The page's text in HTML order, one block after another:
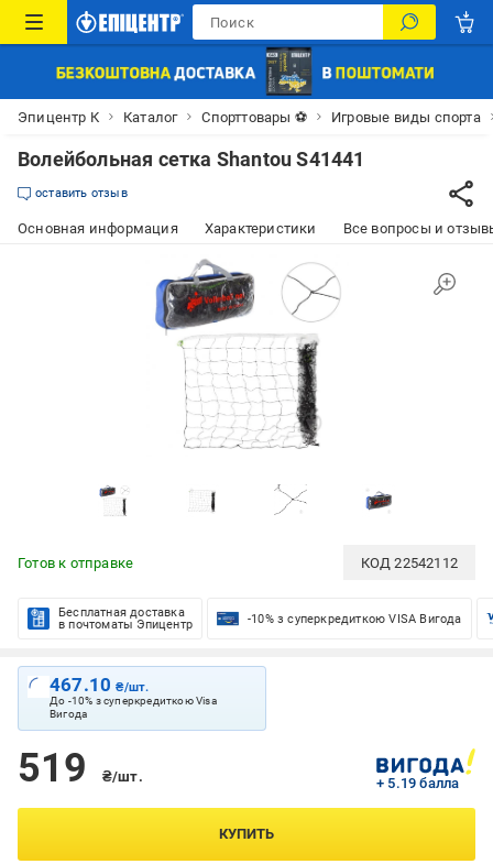
Эпицентр К Каталог Спорттовары ⚽ Игровые виды спорта
Волейбольная сетка Shantou S41441
оставить отзыв
Основная информация Характеристики Все вопросы и
Готов к отправке КОД22542112
Бесплатная доставка
в почтоматы Эпицентр
-10% з суперкредиткою VISA Вигода
467.10₴/шт.
До -10% з суперкредиткою Visa
Вигода
519 ₴/шт. + 5.19 балла
КУПИТЬ